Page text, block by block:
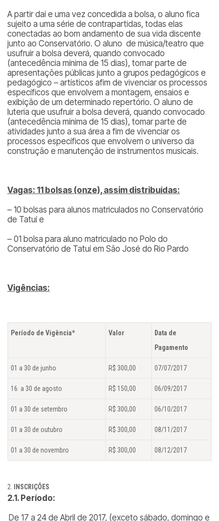
A partir daí e uma vez concedida a bolsa, o aluno fica
sujeito a uma série de contrapartidas, todas elas
conectadas ao bom andamento de sua vida discente
junto ao Conservatório. O aluno de música/teatro que
usufruir a bolsa deverá, quando convocado
(antecedência mínima de 15 dias), tomar parte de
apresentações públicas junto a grupos pedagógicos e
pedagógico – artísticos afim de vivenciar os processos
específicos que envolvem a montagem, ensaios e
exibição de um determinado repertório. O aluno de
luteria que usufruir a bolsa deverá, quando convocado
(antecedência mínima de 15 dias), tomar parte de
atividades junto a sua área a fim de vivenciar os
processos específicos que envolvem o universo da
construção e manutenção de instrumentos musicais.
Vagas: 11 bolsas (onze), assim distribuídas:
– 10 bolsas para alunos matriculados no Conservatório
de Tatuí e
– 01 bolsa para aluno matriculado no Polo do
Conservatório de Tatuí em São José do Rio Pardo
Vigências:
Período de Vigência* Valor
Data de
Pagamento
01 a 30 de junho R$ 300,00 07/07/2017
16 a 30 de agosto R$ 150,00 06/09/2017
01 a 30 de setembro R$ 300,00 06/10/2017
01 a 30 de outubro R$ 300,00 08/11/2017
01 a 30 de novembro R$ 300,00 08/12/2017
INSCRIÇÕES
2.1. Período:
De 17 a 24 de Abril de 2017, (exceto sábado, domingo e